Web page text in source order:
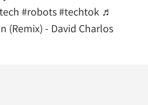
#robots#techtok ♬
(Remix) - David Charlos